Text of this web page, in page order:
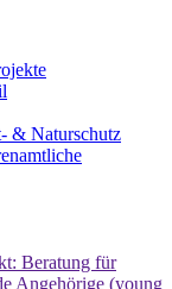
& Naturschutz
Beratung für
Angehörige (young